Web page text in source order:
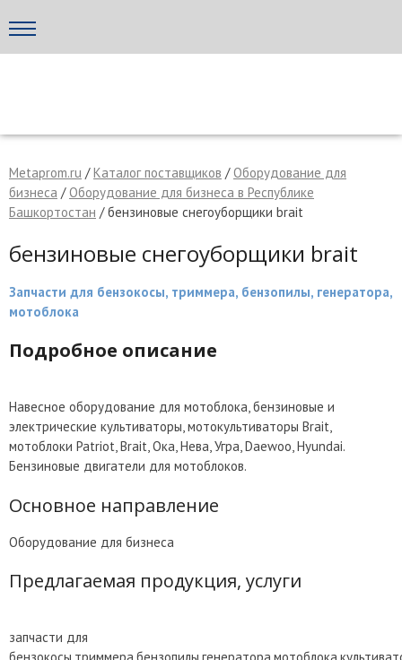
МЕТАПРОМ - российский торгово-промышленный портал
Написать поставщику
Metaprom.ru /Каталог поставщиков /Оборудование для
бизнеса /Оборудование для бизнеса в Республике
Башкортостан / бензиновые снегоуборщики brait
бензиновые снегоуборщики brait
Запчасти для бензокосы, триммера, бензопилы, генератора,
мотоблока
Подробное описание
Навесное оборудование для мотоблока, бензиновые и
электрические культиваторы, мотокультиваторы Brait,
мотоблоки Patriot, Brait, Ока, Нева, Угра, Daewoo, Hyundai.
Бензиновые двигатели для мотоблоков.
Основное направление
Оборудование для бизнеса
Предлагаемая продукция, услуги
запчасти для